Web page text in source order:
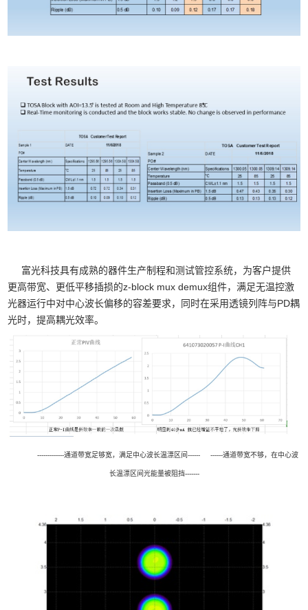
富光科技具有成熟的器件生产制程和测试管控系统，为客户提供
更高带宽、更低平移插损的z-block mux demux组件，满足无温控激
光器运行中对中心波长偏移的容差要求，同时在采用透镜列阵与PD耦
光时，提高耦光效率。
-------------通道带宽足够宽，满足中心波长温漂区间------ ------通道带宽不够，在中心波
长温漂区间光能量被阻挡-------